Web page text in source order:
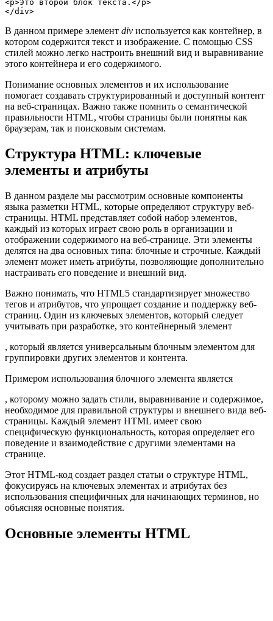
<p>Это второй блок текста.</p>
В данном примере элемент div используется как контейнер, в
котором содержится текст и изображение. С помощью CSS
стилей можно легко настроить внешний вид и выравнивание
этого контейнера и его содержимого.
Понимание основных элементов и их использование
помогает создавать структурированный и доступный контент
на веб-страницах. Важно также помнить о семантической
правильности HTML, чтобы страницы были понятны как
браузерам, так и поисковым системам.
Структура HTML: ключевые
элементы и атрибуты
В данном разделе мы рассмотрим основные компоненты
языка разметки HTML, которые определяют структуру веб-
страницы. HTML представляет собой набор элементов,
каждый из которых играет свою роль в организации и
отображении содержимого на веб-странице. Эти элементы
делятся на два основных типа: блочные и строчные. Каждый
элемент может иметь атрибуты, позволяющие дополнительно
настраивать его поведение и внешний вид.
Важно понимать, что HTML5 стандартизирует множество
тегов и атрибутов, что упрощает создание и поддержку веб-
страниц. Один из ключевых элементов, который следует
учитывать при разработке, это контейнерный элемент
, который является универсальным блочным элементом для
группировки других элементов и контента.
Примером использования блочного элемента является
, которому можно задать стили, выравнивание и содержимое,
необходимое для правильной структуры и внешнего вида веб-
страницы. Каждый элемент HTML имеет свою
специфическую функциональность, которая определяет его
поведение и взаимодействие с другими элементами на
странице.
Этот HTML-код создает раздел статьи о структуре HTML,
фокусируясь на ключевых элементах и атрибутах без
использования специфичных для начинающих терминов, но
объясняя основные понятия.
Основные элементы HTML